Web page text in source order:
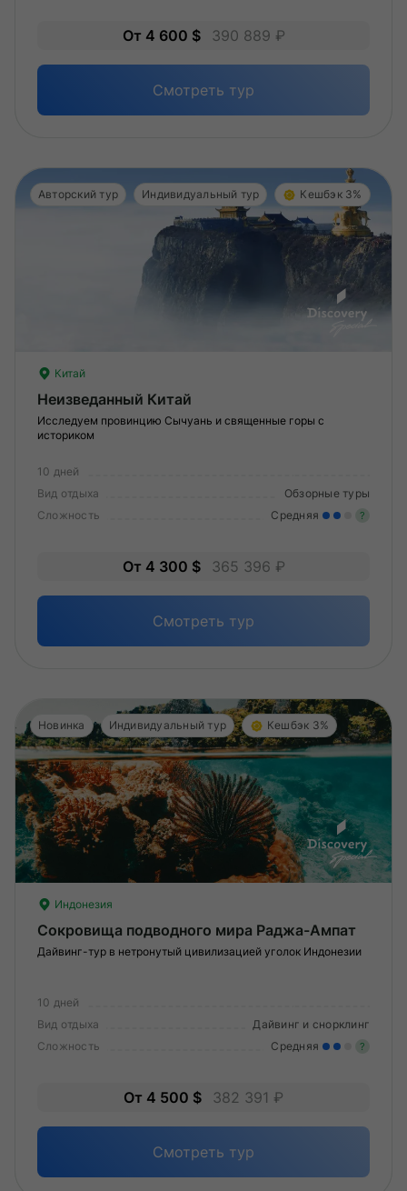
От 4 600 $ 390 889 ₽
Смотреть тур
Авторский тур Индивидуальный тур Кешбэк 3%
Китай
Неизведанный Китай
Исследуем провинцию Сычуань и священные горы с
историком
10 дней
Вид отдыха
Обзорные туры
Сложность
Средняя ?
От 4 300 $ 365 396 ₽
Смотреть тур
Новинка Индивидуальный тур Кешбэк 3%
Индонезия
Сокровища подводного мира Раджа-Ампат
Дайвинг-тур в нетронутый цивилизацией уголок Индонезии
10 дней
Вид отдыха
Дайвинг и снорклинг
Сложность
Средняя ?
От 4 500 $ 382 391 ₽
Смотреть тур